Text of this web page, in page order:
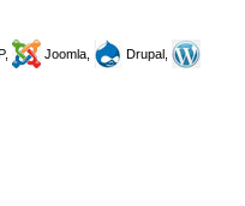
Joomla,
Drupal,